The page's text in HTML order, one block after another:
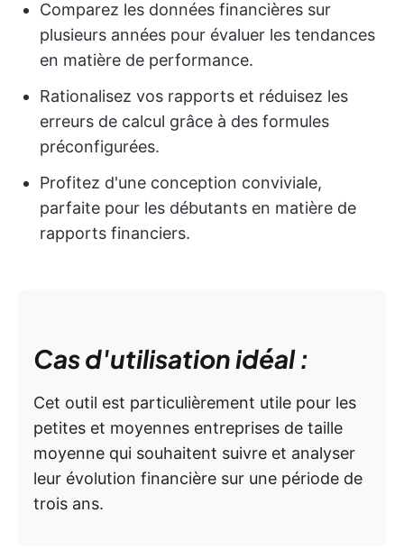
Comparez les données financières sur
plusieurs années pour évaluer les tendances
en matière de performance.
Rationalisez vos rapports et réduisez les
erreurs de calcul grâce à des formules
préconfigurées.
Profitez d'une conception conviviale,
parfaite pour les débutants en matière de
rapports financiers.
Cas d'utilisation idéal :
Cet outil est particulièrement utile pour les
petites et moyennes entreprises de taille
moyenne qui souhaitent suivre et analyser
leur évolution financière sur une période de
trois ans.